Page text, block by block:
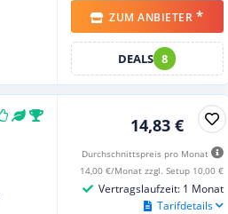
ZUM ANBIETER *
DEALS 8
14,83 €
Durchschnittspreis pro Monat
14,00 €/Monat zzgl. Setup 10,00 €
Vertragslaufzeit: 1 Monat
Tarifdetails